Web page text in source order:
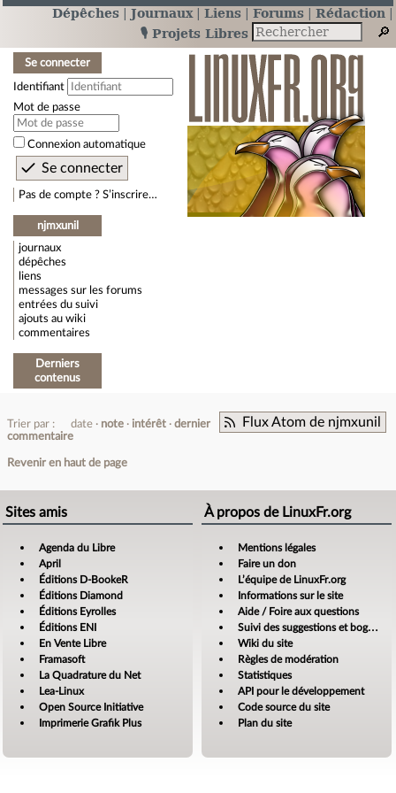
Dépêches Journaux Liens Forums
Rédaction
🎙️ Projets Libres
Se connecter
Identifiant
Mot de passe
Connexion automatique
Pas de compte ? S’inscrire…
njmxunil
journaux
dépêches
liens
messages sur les forums
entrées du suivi
ajouts au wiki
commentaires
Derniers
contenus
Flux Atom de njmxunil
Trier par : date note intérêt
dernier
commentaire
Revenir en haut de page
Sites amis
Agenda du Libre
April
Éditions D-BookeR
Éditions Diamond
Éditions Eyrolles
Éditions ENI
En Vente Libre
Framasoft
La Quadrature du Net
Lea-Linux
Open Source Initiative
Imprimerie Grafik Plus
À propos de LinuxFr.org
Mentions légales
Faire un don
L’équipe de LinuxFr.org
Informations sur le site
Aide / Foire aux questions
Suivi des suggestions et bogues
Wiki du site
Règles de modération
Statistiques
API pour le développement
Code source du site
Plan du site